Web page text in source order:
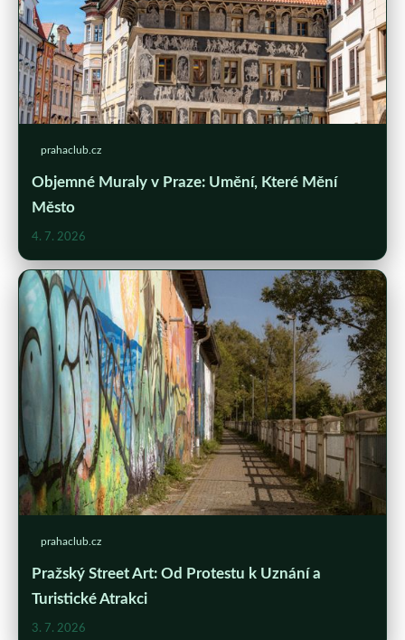
prahaclub.cz
Objemné Muraly v Praze: Umění, Které Mění
Město
4. 7. 2026
prahaclub.cz
Pražský Street Art: Od Protestu k Uznání a
Turistické Atrakci
3. 7. 2026